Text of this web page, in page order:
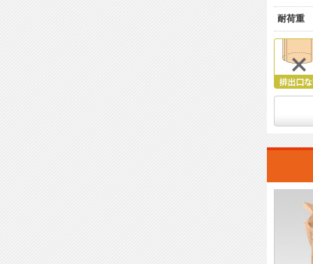
耐荷重